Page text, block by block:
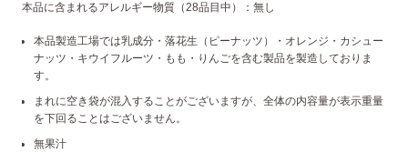
本品に含まれるアレルギー物質（28品目中）：無し
本品製造工場では乳成分・落花生（ピーナッツ）・オレンジ・カシュー
ナッツ・キウイフルーツ・もも・りんごを含む製品を製造しておりま
す。
まれに空き袋が混入することがございますが、全体の内容量が表示重量
を下回ることはございません。
無果汁